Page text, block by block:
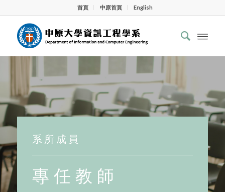
首頁 中原首頁 English
系 所 成 員
專 任 教 師